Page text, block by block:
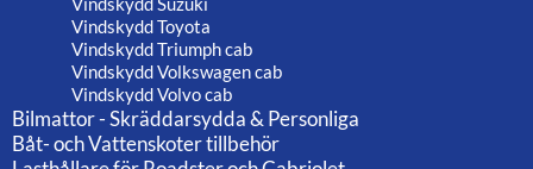
Vindskydd Toyota
Vindskydd Triumph cab
Vindskydd Volkswagen cab
Vindskydd Volvo cab
Bilmattor - Skräddarsydda & Personliga
Båt- och Vattenskoter tillbehör